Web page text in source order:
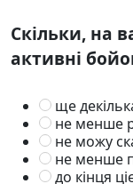
Скільки, на
активні
ще
не менше
не можу
не менше
до кінця